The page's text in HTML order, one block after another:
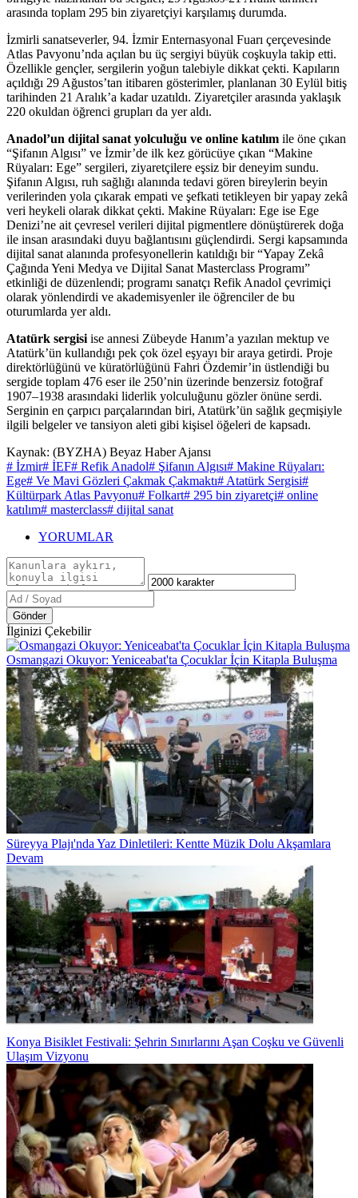
arasında toplam 295 bin ziyaretçiyi karşılamış durumda.
İzmirli sanatseverler, 94. İzmir Enternasyonal Fuarı çerçevesinde
Atlas Pavyonu’nda açılan bu üç sergiyi büyük coşkuyla takip etti.
Özellikle gençler, sergilerin yoğun talebiyle dikkat çekti. Kapıların
açıldığı 29 Ağustos’tan itibaren gösterimler, planlanan 30 Eylül bitiş
tarihinden 21 Aralık’a kadar uzatıldı. Ziyaretçiler arasında yaklaşık
220 okuldan öğrenci grupları da yer aldı.
Anadol’un dijital sanat yolculuğu ve online katılım ile öne çıkan
“Şifanın Algısı” ve İzmir’de ilk kez görücüye çıkan “Makine
Rüyaları: Ege” sergileri, ziyaretçilere eşsiz bir deneyim sundu.
Şifanın Algısı, ruh sağlığı alanında tedavi gören bireylerin beyin
verilerinden yola çıkarak empati ve şefkati tetikleyen bir yapay zekâ
veri heykeli olarak dikkat çekti. Makine Rüyaları: Ege ise Ege
Denizi’ne ait çevresel verileri dijital pigmentlere dönüştürerek doğa
ile insan arasındaki duyu bağlantısını güçlendirdi. Sergi kapsamında
dijital sanat alanında profesyonellerin katıldığı bir “Yapay Zekâ
Çağında Yeni Medya ve Dijital Sanat Masterclass Programı”
etkinliği de düzenlendi; programı sanatçı Refik Anadol çevrimiçi
olarak yönlendirdi ve akademisyenler ile öğrenciler de bu
oturumlarda yer aldı.
Atatürk sergisi ise annesi Zübeyde Hanım’a yazılan mektup ve
Atatürk’ün kullandığı pek çok özel eşyayı bir araya getirdi. Proje
direktörlüğünü ve küratörlüğünü Fahri Özdemir’in üstlendiği bu
sergide toplam 476 eser ile 250’nin üzerinde benzersiz fotoğraf
1907–1938 arasındaki liderlik yolculuğunu gözler önüne serdi.
Serginin en çarpıcı parçalarından biri, Atatürk’ün sağlık geçmişiyle
ilgili belgeler ve tansiyon aleti gibi kişisel öğeleri de kapsadı.
Kaynak: (BYZHA) Beyaz Haber Ajansı
# İzmir# İEF# Refik Anadol# Şifanın Algısı# Makine Rüyaları:
Ege# Ve Mavi Gözleri Çakmak Çakmaktı# Atatürk Sergisi#
Kültürpark Atlas Pavyonu# Folkart# 295 bin ziyaretçi# online
katılım# masterclass# dijital sanat
YORUMLAR
Gönder
İlginizi Çekebilir
Osmangazi Okuyor: Yeniceabat'ta Çocuklar İçin Kitapla Buluşma
Süreyya Plajı'nda Yaz Dinletileri: Kentte Müzik Dolu Akşamlara
Devam
Konya Bisiklet Festivali: Şehrin Sınırlarını Aşan Coşku ve Güvenli
Ulaşım Vizyonu